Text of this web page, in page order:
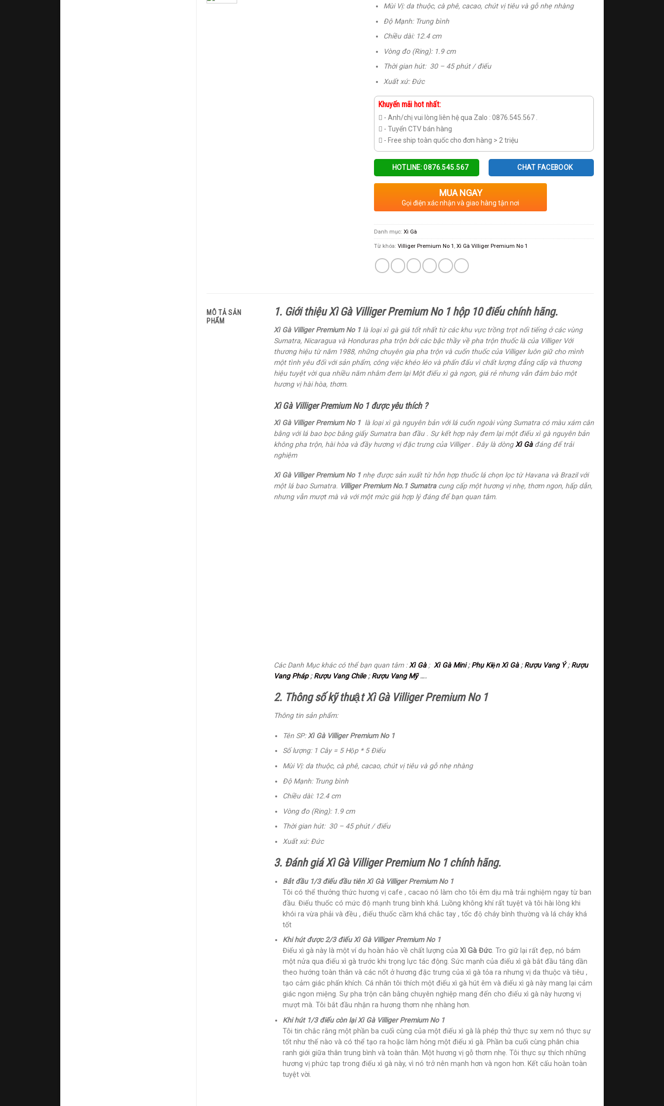
Mùi Vị: da thuộc, cà phê, cacao, chút vị tiêu và gỗ nhẹ nhàng
Độ Mạnh: Trung bình
Chiều dài: 12.4 cm
Vòng đo (Ring): 1.9 cm
Thời gian hút: 30 – 45 phút / điếu
Xuất xứ: Đức
Khuyến mãi hot nhất:
- Anh/chị vui lòng liên hệ qua Zalo : 0876.545.567 .
- Tuyển CTV bán hàng
- Free ship toàn quốc cho đơn hàng > 2 triệu
HOTLINE: 0876.545.567 CHAT FACEBOOK
MUA NGAY
Gọi điện xác nhận và giao hàng tận nơi
Danh mục:Xì Gà
Từ khóa:Villiger Premium No 1 ,Xì Gà Villiger Premium No 1
MÔ TẢ SẢN
PHẨM
1. Giới thiệu Xì Gà Villiger Premium No 1 hộp 10 điếu chính hãng.
Xì Gà Villiger Premium No 1 là loại xì gà giá tốt nhất từ các khu vực trồng trọt nổi tiếng ở các vùng
Sumatra, Nicaragua và Honduras pha trộn bởi các bậc thầy về pha trộn thuốc là của Villiger Với
thương hiệu từ năm 1988, những chuyên gia pha trộn và cuốn thuốc của Villiger luôn giữ cho mình
một tình yêu đối với sản phẩm, công việc khéo léo và phấn đấu vì chất lượng đẳng cấp và thương
hiệu tuyệt vời qua nhiều năm nhằm đem lại Một điếu xì gà ngon, giá rẻ nhưng vẫn đảm bảo một
hương vị hài hòa, thơm.
Xì Gà Villiger Premium No 1 được yêu thích ?
Xì Gà Villiger Premium No 1 là loại xì gà nguyên bản với lá cuốn ngoài vùng Sumatra có màu xám cân
bằng với lá bao bọc bằng giấy Sumatra ban đầu . Sự kết hợp này đem lại một điếu xì gà nguyên bản
không pha trộn, hài hòa và đầy hương vị đặc trưng của Villiger . Đây là dòng Xì Gàđáng để trải
nghiệm
Xì Gà Villiger Premium No 1 nhẹ được sản xuất từ hỗn hợp thuốc lá chọn lọc từ Havana và Brazil với
một lá bao Sumatra. Villiger Premium No.1 Sumatracung cấp một hương vị nhẹ, thơm ngon, hấp dẫn,
nhưng vẫn mượt mà và với một mức giá hợp lý đáng để bạn quan tâm.
Các Danh Mục khác có thể bạn quan tâm : Xì Gà; Xì Gà Mini;Phụ Kiện Xì Gà;Rượu Vang Ý;Rượu
Vang Pháp;Rượu Vang Chile;Rượu Vang Mỹ….
2. Thông số kỹ thuật Xì Gà Villiger Premium No 1
Thông tin sản phẩm:
Tên SP: Xì Gà Villiger Premium No 1
Số lượng: 1 Cây = 5 Hộp * 5 Điếu
Mùi Vị: da thuộc, cà phê, cacao, chút vị tiêu và gỗ nhẹ nhàng
Độ Mạnh: Trung bình
Chiều dài: 12.4 cm
Vòng đo (Ring): 1.9 cm
Thời gian hút: 30 – 45 phút / điếu
Xuất xứ: Đức
3. Đánh giá Xì Gà Villiger Premium No 1 chính hãng.
Bắt đầu 1/3 điếu đầu tiên Xì Gà Villiger Premium No 1
Tôi có thể thưởng thức hương vị cafe , cacao nó làm cho tôi êm dịu mà trải nghiệm ngay từ ban
đầu. Điếu thuốc có mức độ mạnh trung bình khá. Luồng không khí rất tuyệt và tôi hài lòng khi
khói ra vừa phải và đều , điếu thuốc cầm khá chắc tay , tốc độ cháy bình thường và lá cháy khá
tốt
Khi hút được 2/3 điếu Xì Gà Villiger Premium No 1
Điếu xì gà này là một ví dụ hoàn hảo về chất lượng của Xì Gà Đức . Tro giữ lại rất đẹp, nó bám
một nửa qua điếu xì gà trước khi trọng lực tác động. Sức mạnh của điếu xì gà bắt đầu tăng dần
theo hướng toàn thân và các nốt ở hương đặc trưng của xì gà tỏa ra nhưng vị da thuộc và tiêu ,
tạo cảm giác phấn khích. Cá nhân tôi thích một điếu xì gà hút êm và điếu xì gà này mang lại cảm
giác ngon miệng. Sự pha trộn cân bằng chuyên nghiệp mang đến cho điếu xì gà này hương vị
mượt mà. Tôi bắt đầu nhận ra hương thơm nhẹ nhàng hơn.
Khi hút 1/3 điếu còn lại Xì Gà Villiger Premium No 1
Tôi tin chắc rằng một phần ba cuối cùng của một điếu xì gà là phép thử thực sự xem nó thực sự
tốt như thế nào và có thể tạo ra hoặc làm hỏng một điếu xì gà. Phần ba cuối cùng phân chia
ranh giới giữa thân trung bình và toàn thân. Một hương vị gỗ thơm nhẹ. Tôi thực sự thích những
hương vị phức tạp trong điếu xì gà này, vì nó trở nên mạnh hơn và ngon hơn. Kết cấu hoàn toàn
tuyệt vời.